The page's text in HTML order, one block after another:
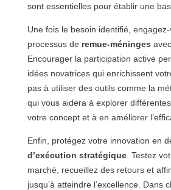
sont essentielles pour établir une
Une fois le besoin identifié,
processus de remue-méninges
Encourager la participation active
idées novatrices qui enrichissent
pas à utiliser des outils comme la
qui vous aidera à explorer
votre concept et à en améliorer
Enfin, protégez votre innovation en
d’exécution stratégique. Testez
marché, recueillez des retours et
jusqu’à atteindre l’excellence. Dans